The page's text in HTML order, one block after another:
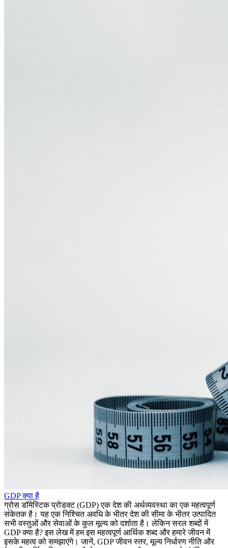
GDP क्या है
ग्रोस डॉमेस्टिक प्रोडक्ट (GDP) एक देश की अर्थव्यवस्था का एक महत्वपूर्ण
संकेतक है। यह एक निश्चित अवधि के भीतर देश की सीमा के भीतर उत्पादित
सभी वस्तुओं और सेवाओं के कुल मूल्य को दर्शाता है। लेकिन सरल शब्दों में
GDP क्या है? इस लेख में हम इस महत्वपूर्ण आर्थिक शब्द और हमारे जीवन में
इसके महत्व को समझाएंगे। जानें, GDP जीवन स्तर, मूल्य निर्धारण नीति और